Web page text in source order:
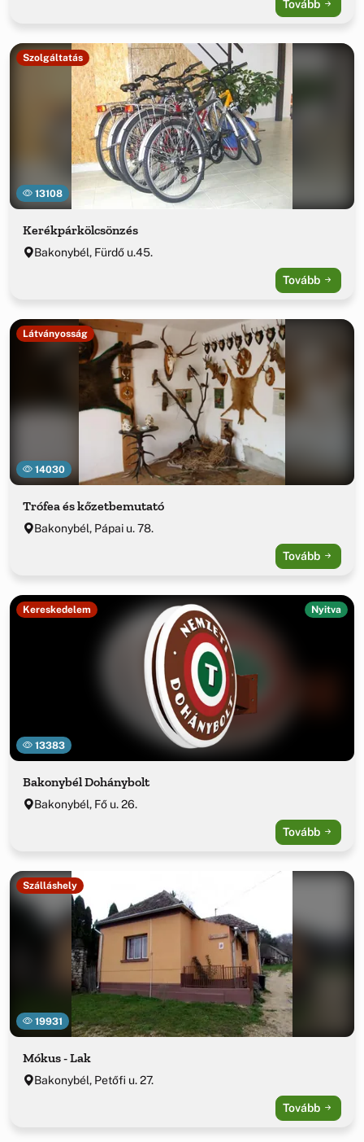
Tovább
13108
Szolgáltatás
Kerékpárkölcsönzés
Bakonybél, Fürdő u.45.
Tovább
14030
Látványosság
Trófea és kőzetbemutató
Bakonybél, Pápai u. 78.
Tovább
13383
Kereskedelem Nyitva
Bakonybél Dohánybolt
Bakonybél, Fő u. 26.
Tovább
19931
Szálláshely
Mókus - Lak
Bakonybél, Petőfi u. 27.
Tovább